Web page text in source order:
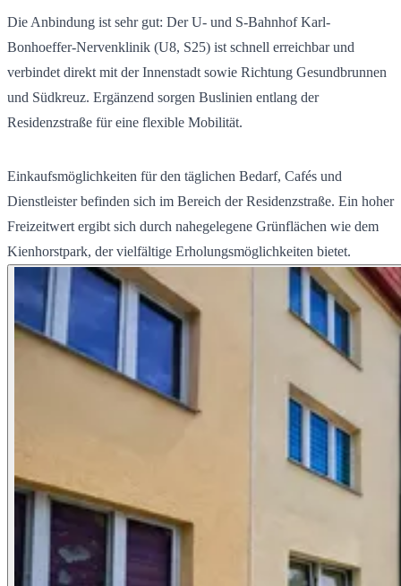
Die Anbindung ist sehr gut: Der U- und S-Bahnhof Karl-
Bonhoeffer-Nervenklinik (U8, S25) ist schnell erreichbar und
verbindet direkt mit der Innenstadt sowie Richtung Gesundbrunnen
und Südkreuz. Ergänzend sorgen Buslinien entlang der
Residenzstraße für eine flexible Mobilität.
Einkaufsmöglichkeiten für den täglichen Bedarf, Cafés und
Dienstleister befinden sich im Bereich der Residenzstraße. Ein hoher
Freizeitwert ergibt sich durch nahegelegene Grünflächen wie dem
Kienhorstpark, der vielfältige Erholungsmöglichkeiten bietet.